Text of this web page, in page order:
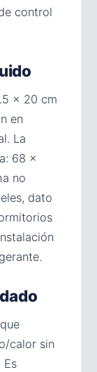
control
× 20 cm
en
La
68 ×
no
dato
calor sin
Es